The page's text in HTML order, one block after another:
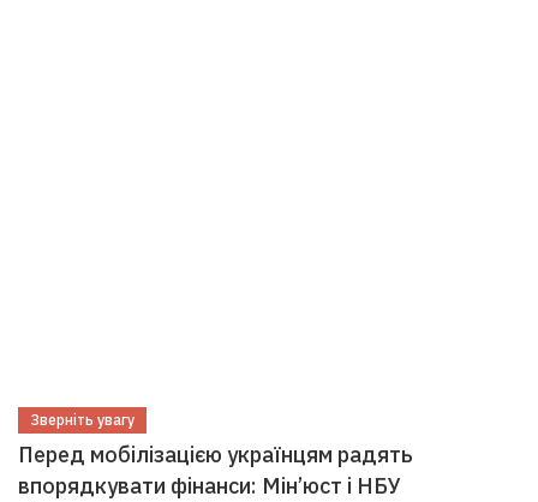
Зверніть увагу
Перед мобілізацією українцям радять
впорядкувати фінанси: Мін’юст і НБУ